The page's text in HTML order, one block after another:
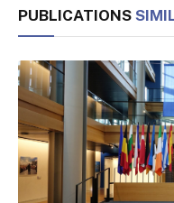
PUBLICATIONS